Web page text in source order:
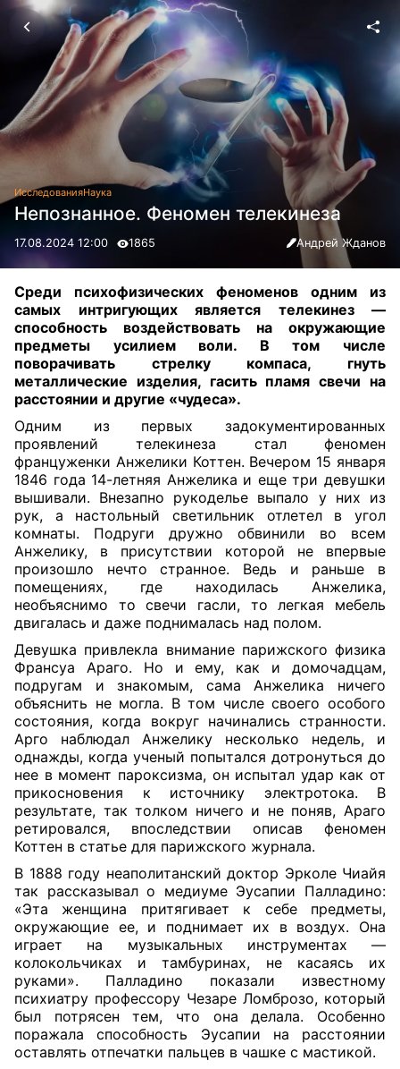
ИсследованияНаука
Непознанное. Феномен телекинеза
17.08.2024 12:00 1865 Андрей Жданов
Среди психофизических феноменов одним из
самых интригующих является телекинез —
способность воздействовать на окружающие
предметы усилием воли. В том числе
поворачивать стрелку компаса, гнуть
металлические изделия, гасить пламя свечи на
расстоянии и другие «чудеса».
Одним из первых задокументированных
проявлений телекинеза стал феномен
француженки Анжелики Коттен. Вечером 15 января
1846 года 14-летняя Анжелика и еще три девушки
вышивали. Внезапно рукоделье выпало у них из
рук, а настольный светильник отлетел в угол
комнаты. Подруги дружно обвинили во всем
Анжелику, в присутствии которой не впервые
произошло нечто странное. Ведь и раньше в
помещениях, где находилась Анжелика,
необъяснимо то свечи гасли, то легкая мебель
двигалась и даже поднималась над полом.
Девушка привлекла внимание парижского физика
Франсуа Араго. Но и ему, как и домочадцам,
подругам и знакомым, сама Анжелика ничего
объяснить не могла. В том числе своего особого
состояния, когда вокруг начинались странности.
Арго наблюдал Анжелику несколько недель, и
однажды, когда ученый попытался дотронуться до
нее в момент пароксизма, он испытал удар как от
прикосновения к источнику электротока. В
результате, так толком ничего и не поняв, Араго
ретировался, впоследствии описав феномен
Коттен в статье для парижского журнала.
В 1888 году неаполитанский доктор Эрколе Чиайя
так рассказывал о медиуме Эусапии Палладино:
«Эта женщина притягивает к себе предметы,
окружающие ее, и поднимает их в воздух. Она
играет на музыкальных инструментах —
колокольчиках и тамбуринах, не касаясь их
руками». Палладино показали известному
психиатру профессору Чезаре Ломброзо, который
был потрясен тем, что она делала. Особенно
поражала способность Эусапии на расстоянии
оставлять отпечатки пальцев в чашке с мастикой.